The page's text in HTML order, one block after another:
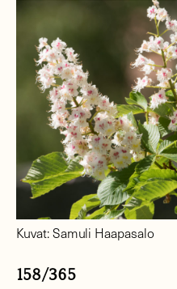
Kuvat: Samuli Haapasalo
158/365